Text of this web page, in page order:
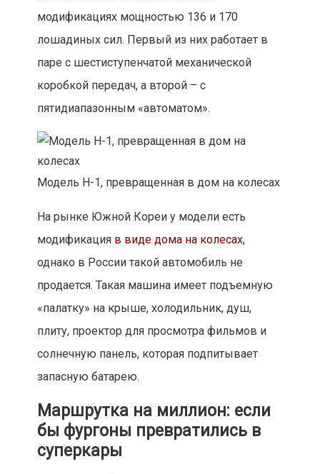
модификациях мощностью 136 и 170
лошадиных сил. Первый из них работает в
паре с шестиступенчатой механической
коробкой передач, а второй – с
пятидиапазонным «автоматом».
Модель H-1, превращенная в дом на колесах
На рынке Южной Кореи у модели есть
модификация в виде дома на колесах,
однако в России такой автомобиль не
продается. Такая машина имеет подъемную
«палатку» на крыше, холодильник, душ,
плиту, проектор для просмотра фильмов и
солнечную панель, которая подпитывает
запасную батарею.
Маршрутка на миллион: если
бы фургоны превратились в
суперкары